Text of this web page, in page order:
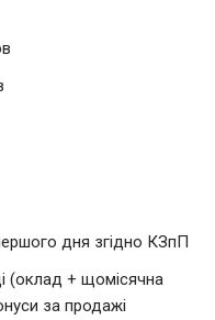
дня згідно КЗпП
(оклад + щомісячна
за продажі